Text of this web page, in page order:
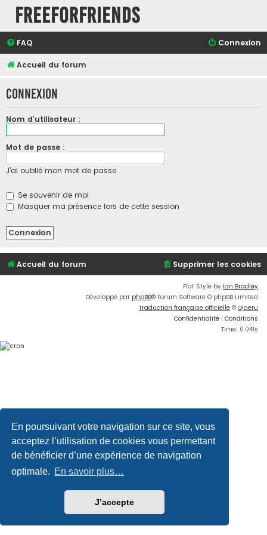
En poursuivant votre navigation sur ce site, vous
acceptez l’utilisation de cookies vous permettant
de bénéficier d’une expérience de navigation
optimale. En savoir plus…
J’accepte
FreeForFriends
FAQ Connexion
Accueil du forum
Connexion
Nom d’utilisateur :
Mot de passe :
J’ai oublié mon mot de passe
Se souvenir de moi
Masquer ma présence lors de cette session
Accueil du forum Supprimer les cookies
Flat Style by Ian Bradley
Développé par phpBB® Forum Software © phpBB Limited
Traduction française officielle © Qiaeru
Confidentialité | Conditions
Time: 0.041s